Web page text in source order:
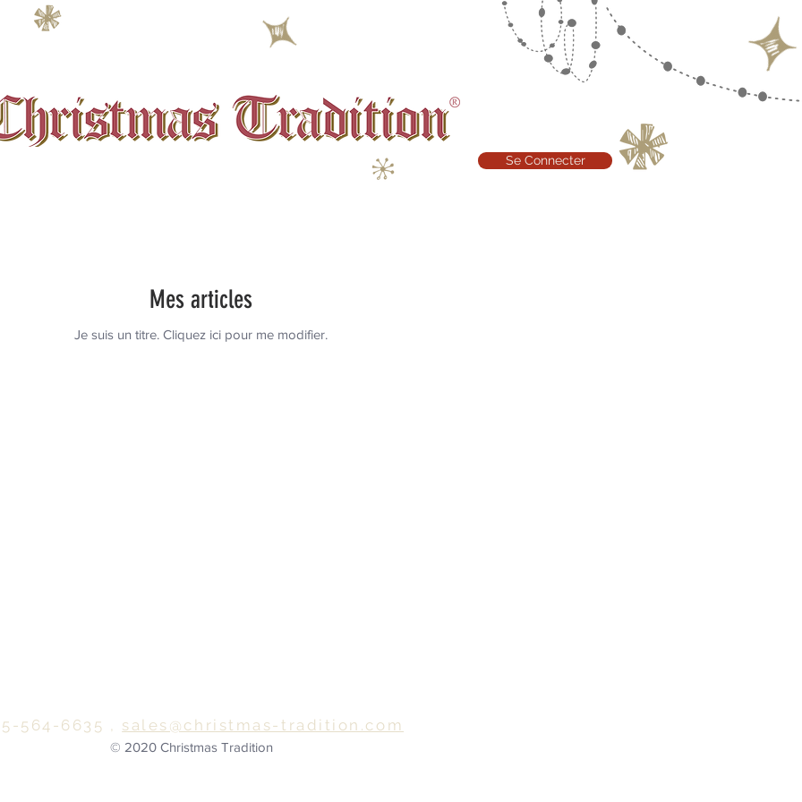
Se Connecter
Mes articles
Je suis un titre.​ Cliquez ici pour me modifier.
564-6635 , sales@christmas-tradition.com
© 2020 Christmas Tradition